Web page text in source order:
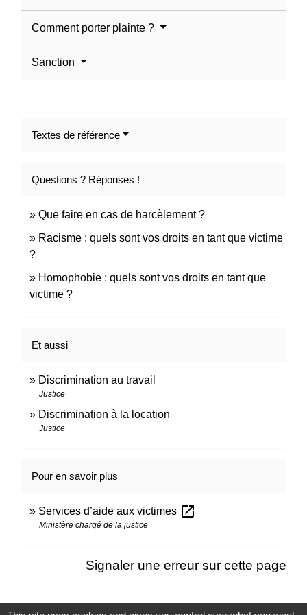
Comment porter plainte ?
Sanction
Textes de référence
Questions ? Réponses !
Que faire en cas de harcèlement ?
Racisme : quels sont vos droits en tant que victime
?
Homophobie : quels sont vos droits en tant que
victime ?
Et aussi
Discrimination au travail
Justice
Discrimination à la location
Justice
Pour en savoir plus
Services d’aide aux victimes open_in_new
Ministère chargé de la justice
Signaler une erreur sur cette page